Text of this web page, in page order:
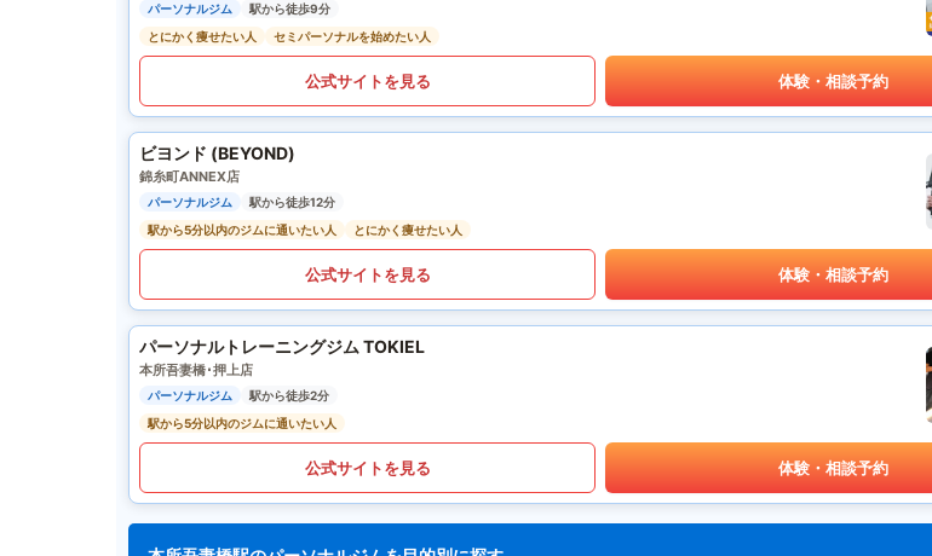
パーソナルジム
駅から徒歩9分
とにかく痩せたい人
セミパーソナルを始めたい人
公式サイトを見る 体験・相談予約
ビヨンド (BEYOND)
錦糸町ANNEX店
パーソナルジム
駅から徒歩12分
駅から5分以内のジムに通いたい人
とにかく痩せたい人
公式サイトを見る 体験・相談予約
パーソナルトレーニングジム TOKIEL
本所吾妻橋･押上店
パーソナルジム
駅から徒歩2分
駅から5分以内のジムに通いたい人
公式サイトを見る 体験・相談予約